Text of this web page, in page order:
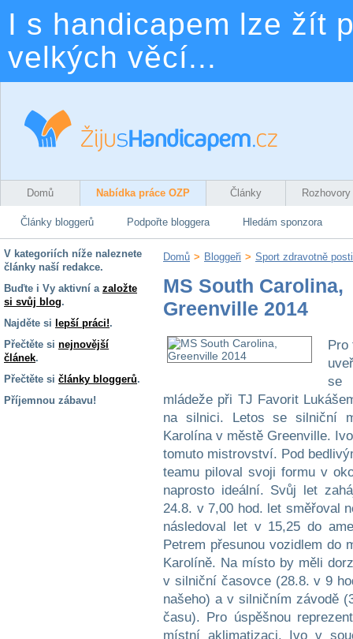
I s handicapem lze žít
velkých věcí...
Domů Nabídka práce OZP Články Rozhovory
Články bloggerů Podpořte bloggera Hledám sponzora
V kategoriích níže naleznete
články naší redakce.
Buďte i Vy aktivní a založte
si svůj blog.
Najděte si lepší práci!.
Přečtěte si nejnovější
článek.
Přečtěte si články bloggerů.
Příjemnou zábavu!
Domů > Bloggeři > Sport zdravotně
MS South Carolina,
Greenville 2014
Pro
se
mládeže při TJ Favorit
na silnici. Letos se silniční
Karolína v městě Greenville.
tomuto mistrovství. Pod
teamu piloval svoji formu v
naprosto ideální. Svůj let
24.8. v 7,00 hod. let směřoval
následoval let v 15,25 do
Petrem přesunou vozidlem do
Karolíně. Na místo by měli
v silniční časovce (28.8. v 9
našeho) a v silničním závodě
času). Pro úspěšnou
místní aklimatizaci. Ivo v